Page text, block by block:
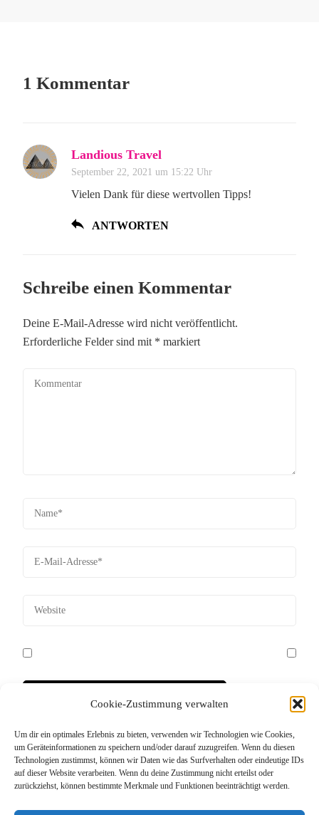
Cookie-Zustimmung verwalten
Um dir ein optimales Erlebnis zu bieten, verwenden wir Technologien wie Cookies,
um Geräteinformationen zu speichern und/oder darauf zuzugreifen. Wenn du diesen
Technologien zustimmst, können wir Daten wie das Surfverhalten oder eindeutige IDs
auf dieser Website verarbeiten. Wenn du deine Zustimmung nicht erteilst oder
zurückziehst, können bestimmte Merkmale und Funktionen beeinträchtigt werden.
1 Kommentar
Landious Travel
September 22, 2021 um 15:22 Uhr
Vielen Dank für diese wertvollen Tipps!
ANTWORTEN
Schreibe einen Kommentar
Deine E-Mail-Adresse wird nicht veröffentlicht.
Erforderliche Felder sind mit * markiert
Diese Website verwendet Akismet, um Spam zu
reduzieren.Erfahre, wie deine Kommentardaten
verarbeitet werden.